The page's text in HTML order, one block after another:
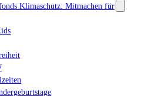
Klimaschutz: Mitmachen für